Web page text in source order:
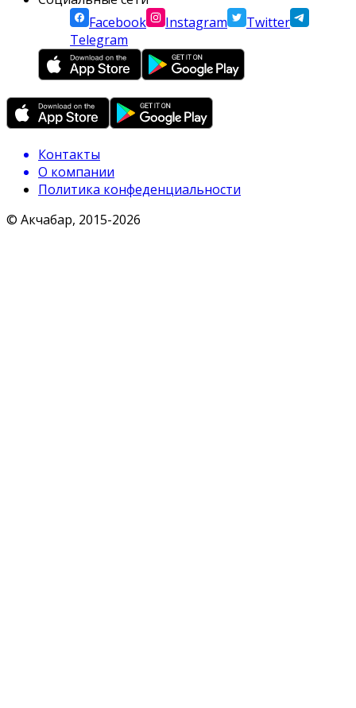
Facebook
Instagram
Twitter
Telegram
Контакты
О компании
Политика конфеденциальности
© Акчабар, 2015-2026